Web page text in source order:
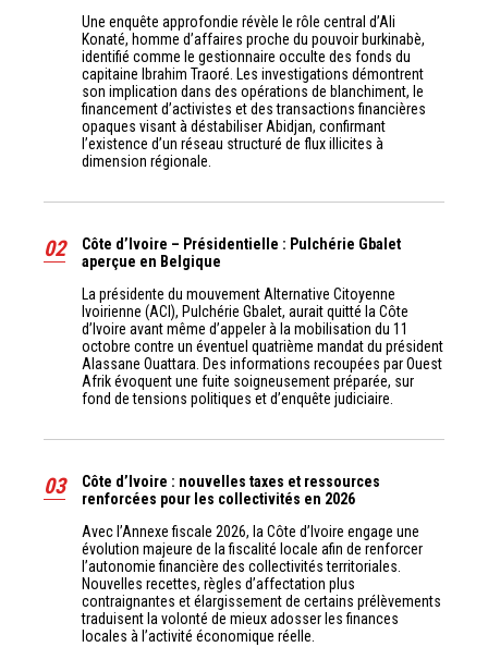
Une enquête approfondie révèle le rôle central d’Ali
Konaté, homme d’affaires proche du pouvoir burkinabè,
identifié comme le gestionnaire occulte des fonds du
capitaine Ibrahim Traoré. Les investigations démontrent
son implication dans des opérations de blanchiment, le
financement d’activistes et des transactions financières
opaques visant à déstabiliser Abidjan, confirmant
l’existence d’un réseau structuré de flux illicites à
dimension régionale.
02
Côte d’Ivoire – Présidentielle : Pulchérie Gbalet
aperçue en Belgique
La présidente du mouvement Alternative Citoyenne
Ivoirienne (ACI), Pulchérie Gbalet, aurait quitté la Côte
d’Ivoire avant même d’appeler à la mobilisation du 11
octobre contre un éventuel quatrième mandat du président
Alassane Ouattara. Des informations recoupées par Ouest
Afrik évoquent une fuite soigneusement préparée, sur
fond de tensions politiques et d’enquête judiciaire.
03
Côte d’Ivoire : nouvelles taxes et ressources
renforcées pour les collectivités en 2026
Avec l’Annexe fiscale 2026, la Côte d’Ivoire engage une
évolution majeure de la fiscalité locale afin de renforcer
l’autonomie financière des collectivités territoriales.
Nouvelles recettes, règles d’affectation plus
contraignantes et élargissement de certains prélèvements
traduisent la volonté de mieux adosser les finances
locales à l’activité économique réelle.